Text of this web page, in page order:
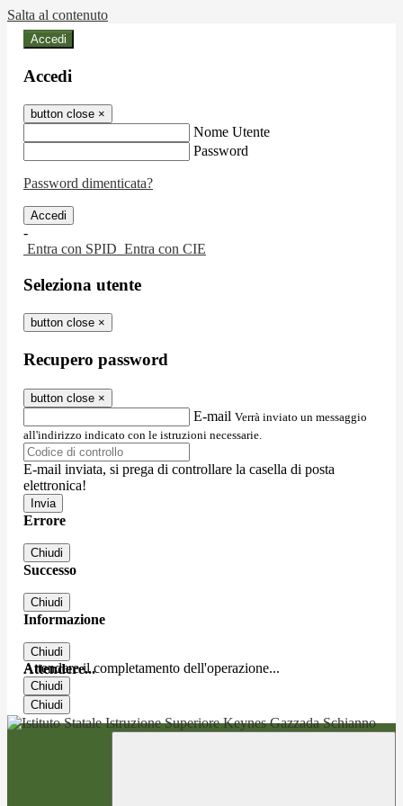
Salta al contenuto
Accedi
Accedi
button close ×
Nome Utente
Password
Password dimenticata?
-
Entra con SPID Entra con CIE
Seleziona utente
button close ×
Recupero password
button close ×
E-mail Verrà inviato un messaggio
all'indirizzo indicato con le istruzioni necessarie.
E-mail inviata, si prega di controllare la casella di posta
elettronica!
Errore
Chiudi
Successo
Chiudi
Informazione
Chiudi
Attendere...
Attendere il completamento dell'operazione...
Chiudi
Chiudi